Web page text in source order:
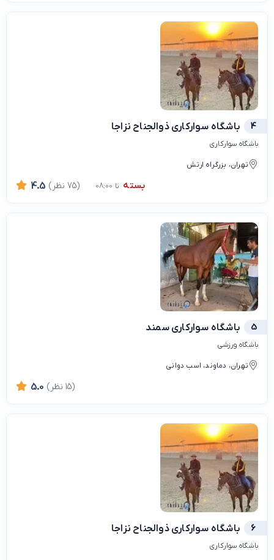
4 باشگاه سوارکاری ذوالجناح نزاجا
باشگاه سوارکاری
تهران، بزرگراه ارتش
بسته تا 08:00 4.5 (75 نظر)
5 باشگاه سوارکاری سمند
باشگاه ورزشی
تهران، دماوند، اسب دوانی
5.0 (15 نظر)
6 باشگاه سوارکاری ذوالجناح نزاجا
باشگاه سوارکاری